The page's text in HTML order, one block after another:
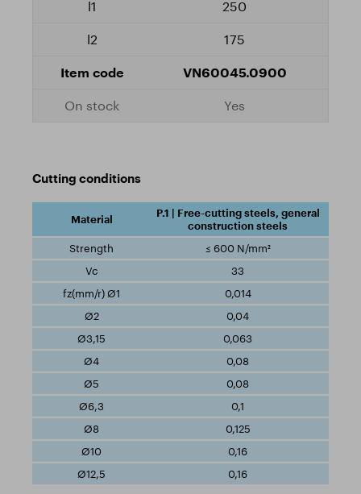
250
175
VN60045.0900
Yes
Cutting conditions
P.1 | Free-cutting steels, general
construction steels
≤ 600 N/mm²
33
0,014
0,04
0,063
0,08
0,08
0,1
0,125
0,16
0,16